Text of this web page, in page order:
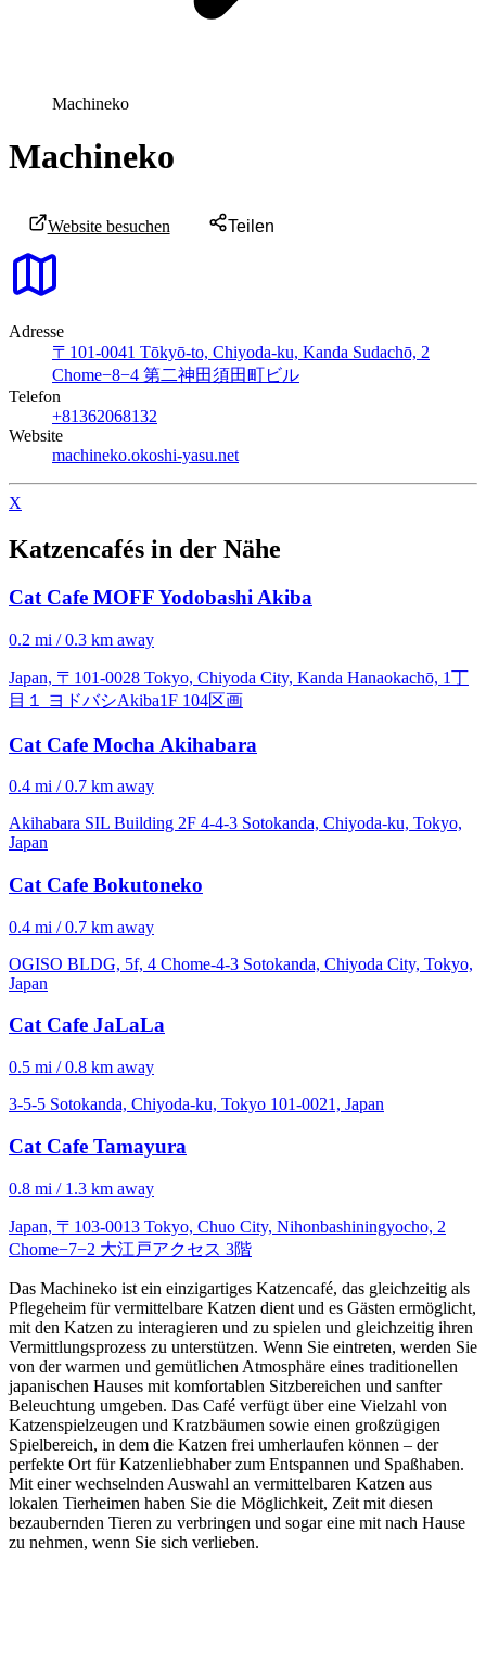
Machineko
Machineko
Website besuchen Teilen
Adresse
〒101-0041 Tōkyō-to, Chiyoda-ku, Kanda Sudachō, 2
Chome−8−4 第二神田須田町ビル
Telefon
+81362068132
Website
machineko.okoshi-yasu.net
X
Katzencafés in der Nähe
Cat Cafe MOFF Yodobashi Akiba
0.2 mi / 0.3 km away
Japan, 〒101-0028 Tokyo, Chiyoda City, Kanda Hanaokachō, 1丁
目１ ヨドバシAkiba1F 104区画
Cat Cafe Mocha Akihabara
0.4 mi / 0.7 km away
Akihabara SIL Building 2F 4-4-3 Sotokanda, Chiyoda-ku, Tokyo,
Japan
Cat Cafe Bokutoneko
0.4 mi / 0.7 km away
OGISO BLDG, 5f, 4 Chome-4-3 Sotokanda, Chiyoda City, Tokyo,
Japan
Cat Cafe JaLaLa
0.5 mi / 0.8 km away
3-5-5 Sotokanda, Chiyoda-ku, Tokyo 101-0021, Japan
Cat Cafe Tamayura
0.8 mi / 1.3 km away
Japan, 〒103-0013 Tokyo, Chuo City, Nihonbashiningyocho, 2
Chome−7−2 大江戸アクセス 3階
Das Machineko ist ein einzigartiges Katzencafé, das gleichzeitig als
Pflegeheim für vermittelbare Katzen dient und es Gästen ermöglicht,
mit den Katzen zu interagieren und zu spielen und gleichzeitig ihren
Vermittlungsprozess zu unterstützen. Wenn Sie eintreten, werden Sie
von der warmen und gemütlichen Atmosphäre eines traditionellen
japanischen Hauses mit komfortablen Sitzbereichen und sanfter
Beleuchtung umgeben. Das Café verfügt über eine Vielzahl von
Katzenspielzeugen und Kratzbäumen sowie einen großzügigen
Spielbereich, in dem die Katzen frei umherlaufen können – der
perfekte Ort für Katzenliebhaber zum Entspannen und Spaßhaben.
Mit einer wechselnden Auswahl an vermittelbaren Katzen aus
lokalen Tierheimen haben Sie die Möglichkeit, Zeit mit diesen
bezaubernden Tieren zu verbringen und sogar eine mit nach Hause
zu nehmen, wenn Sie sich verlieben.